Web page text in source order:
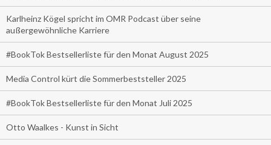
Karlheinz Kögel spricht im OMR Podcast über seine
außergewöhnliche Karriere
#BookTok Bestsellerliste für den Monat August 2025
Media Control kürt die Sommerbeststeller 2025
#BookTok Bestsellerliste für den Monat Juli 2025
Otto Waalkes - Kunst in Sicht